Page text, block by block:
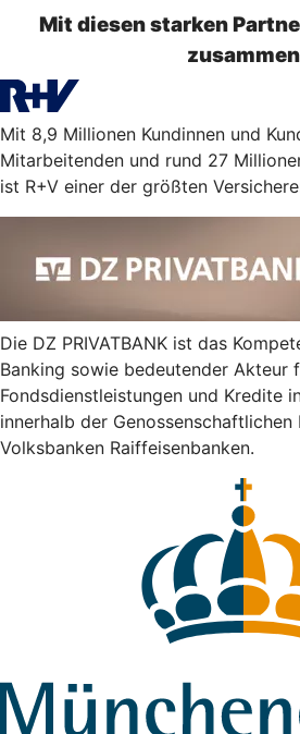
Mit diesen starken
zusammen
Mit 8,9 Millionen Kundinnen und
Mitarbeitenden und rund 27
ist R+V einer der größten
Die DZ PRIVATBANK ist das
Banking sowie bedeutender Akteur
Fondsdienstleistungen und Kredite
innerhalb der Genossenschaftlichen
Volksbanken Raiffeisenbanken.